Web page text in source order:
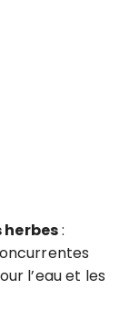
herbes:
l’eau et les